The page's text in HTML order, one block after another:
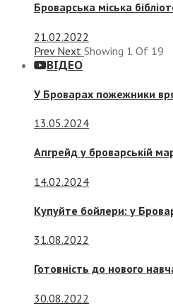
Броварська міська
21.02.2022
Prev Next Showing 1 Of 19
ВІДЕО
У Броварах пожежники
13.05.2024
Апгрейд у броварській
14.02.2024
Купуйте бойлери: у
31.08.2022
Готовність до нового
30.08.2022